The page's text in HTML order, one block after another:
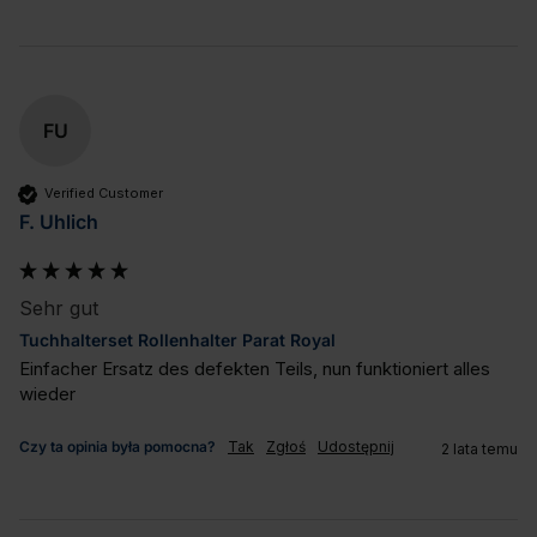
FU
Verified Customer
F. Uhlich
Sehr gut
Tuchhalterset Rollenhalter Parat Royal
Einfacher Ersatz des defekten Teils, nun funktioniert alles
wieder
Czy ta opinia była pomocna? Tak Zgłoś Udostępnij 2 lata temu